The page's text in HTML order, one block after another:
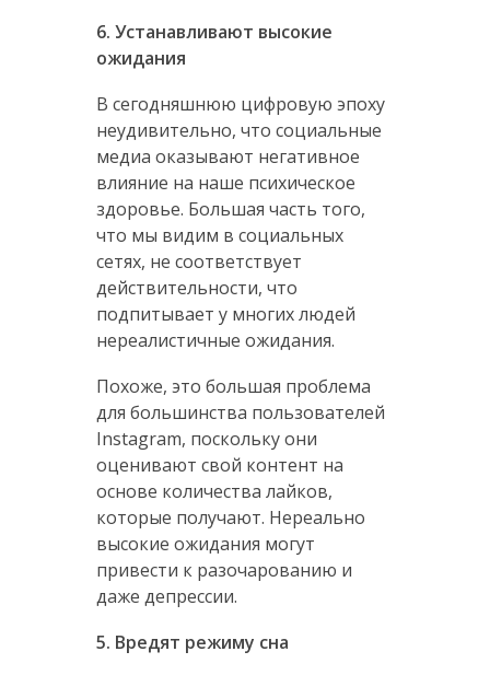
6. Устанавливают высокие
ожидания
В сегодняшнюю цифровую эпоху
неудивительно, что социальные
медиа оказывают негативное
влияние на наше психическое
здоровье. Большая часть того,
что мы видим в социальных
сетях, не соответствует
действительности, что
подпитывает у многих людей
нереалистичные ожидания.
Похоже, это большая проблема
для большинства пользователей
Instagram, поскольку они
оценивают свой контент на
основе количества лайков,
которые получают. Нереально
высокие ожидания могут
привести к разочарованию и
даже депрессии.
5. Вредят режиму сна